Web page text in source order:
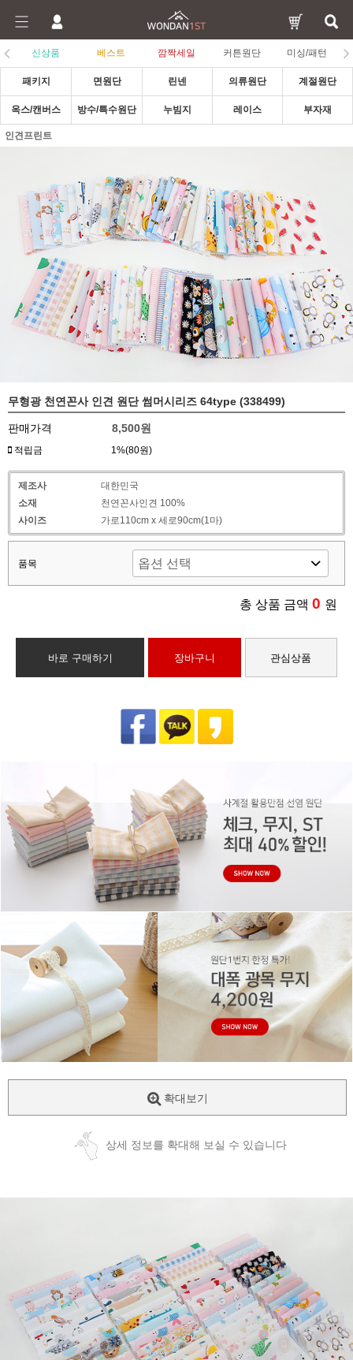
신상품 베스트 깜짝세일 커튼원단 미싱/패턴
패키지 면원단 린넨 의류원단 계절원단
옥스/캔버스 방수/특수원단 누빔지 레이스 부자재
인견프린트
무형광 천연꼰사 인견 원단 썸머시리즈 64type (338499)
판매가격 8,500원
적립금 1%(80원)
제조사
대한민국
소재
천연꼰사인견 100%
사이즈
가로110cm x 세로90cm(1마)
품목
총 상품 금액 0 원
바로 구매하기 장바구니 관심상품
확대보기
상세 정보를 확대해 보실 수 있습니다